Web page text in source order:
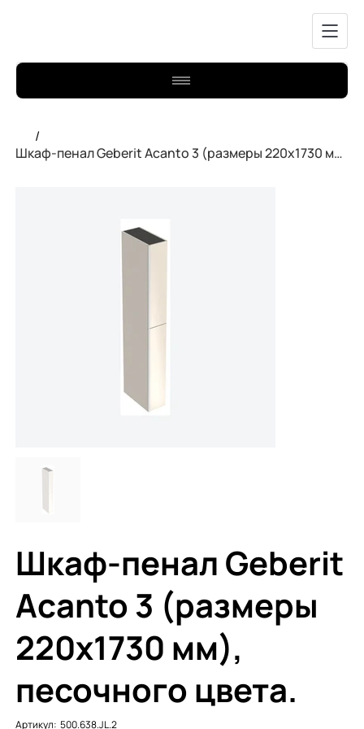
/
Шкаф-пенал Geberit Acanto 3 (размеры 220x1730 мм), песочного цвета.
Шкаф-пенал Geberit
Acanto 3 (размеры
220x1730 мм),
песочного цвета.
Артикул: Артикул:
500.638.JL.2